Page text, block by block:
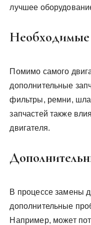
лучшее
Необходимые
Помимо самого
дополнительные
фильтры, ремни,
запчастей также
двигателя.
В процессе замены
дополнительные
Например, может